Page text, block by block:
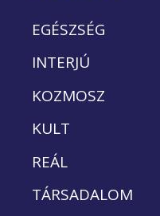
EGÉSZSÉG
INTERJÚ
KOZMOSZ
KULT
REÁL
TÁRSADALOM